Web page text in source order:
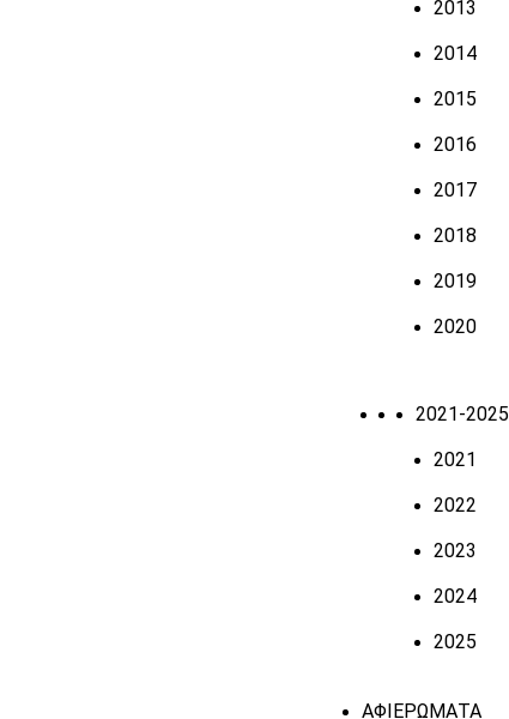
2013
2014
2015
2016
2017
2018
2019
2020
2021-2025
2021
2022
2023
2024
2025
ΑΦΙΕΡΩΜΑΤΑ